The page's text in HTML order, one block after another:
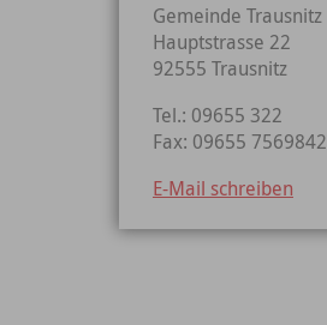
Gemeinde Trausnitz
Hauptstrasse 22
92555 Trausnitz
Tel.: 09655 322
Fax: 09655 7569842
E-Mail schreiben